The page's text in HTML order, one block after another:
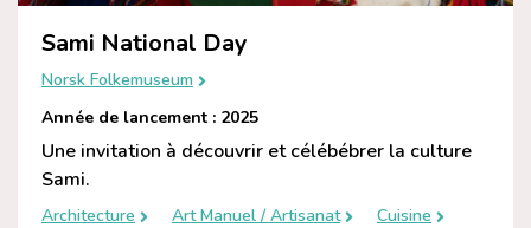
Sami National Day
Norsk Folkemuseum
Année de lancement : 2025
Une invitation à découvrir et célébébrer la culture
Sami.
Architecture Art Manuel / Artisanat
Cuisine